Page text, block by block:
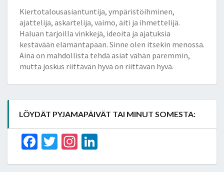
Kiertotalousasiantuntija, ympäristöihminen,
ajattelija, askartelija, vaimo, äiti ja ihmettelijä.
Haluan tarjoilla vinkkejä, ideoita ja ajatuksia
kestävään elämäntapaan. Sinne olen itsekin menossa.
Aina on mahdollista tehdä asiat vähän paremmin,
mutta joskus riittävän hyvä on riittävän hyvä.
LÖYDÄT PYJAMAPÄIVÄT TAI MINUT SOMESTA:
Facebook
TwitterInstagram